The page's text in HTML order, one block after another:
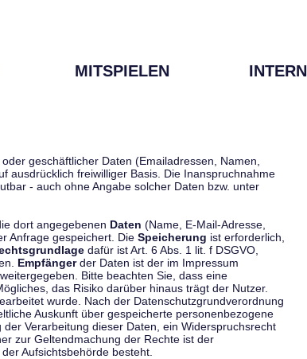
MITSPIELEN INTERN
geschäftlicher Daten (Emailadressen, Namen,
ausdrücklich freiwilliger Basis. Die Inanspruchnahme
- auch ohne Angabe solcher Daten bzw. unter
dort angegebenen Daten (Name, E-Mail-Adresse,
Anfrage gespeichert. Die Speicherung ist erforderlich,
dafür ist Art. 6 Abs. 1 lit. f DSGVO,
Empfängerder Daten ist der im Impressum
Bitte beachten Sie, dass eine
das Risiko darüber hinaus trägt der Nutzer.
wurde. Nach der Datenschutzgrundverordnung
Auskunft über gespeicherte personenbezogene
Verarbeitung dieser Daten, ein Widerspruchsrecht
zur Geltendmachung der Rechte ist der
Aufsichtsbehörde besteht.